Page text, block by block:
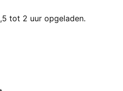
tot 2 uur opgeladen.